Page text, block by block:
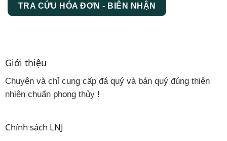
TRA CỨU HÓA ĐƠN - BIÊN NHẬN
Giới thiệu
Chuyên và chỉ cung cấp đá quý và bán quý đúng thiên
nhiên chuẩn phong thủy !
Chính sách LNJ